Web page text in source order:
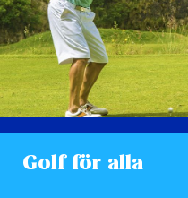
Golf för alla